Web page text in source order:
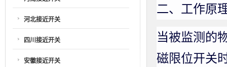
二、工作原
当被监测的
磁限位开关
河北接近开关
四川接近开关
安徽接近开关